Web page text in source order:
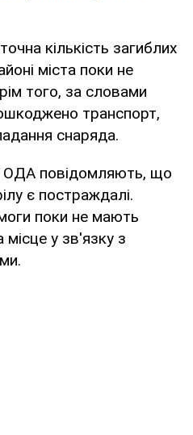
кількість загиблих
міста поки не
того, за словами
транспорт,
снаряда.
ОДА повідомляють, що
є постраждалі.
поки не мають
місце у зв'язку з